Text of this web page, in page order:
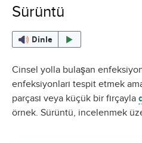
Sürüntü
Dinle
Cinsel yolla bulaşan
enfeksiyonları tespit etmek
parçası veya küçük bir fırçayla
örnek. Sürüntü, incelenmek